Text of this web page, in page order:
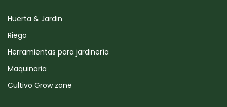
Huerta & Jardin
Riego
Herramientas para jardinería
Maquinaria
Cultivo Grow zone